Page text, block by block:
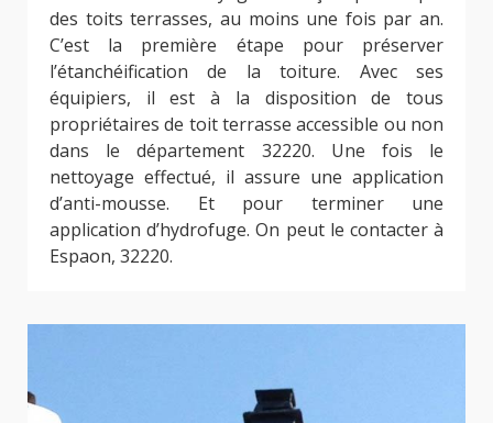
des toits terrasses, au moins une fois par an.
C’est la première étape pour préserver
l’étanchéification de la toiture. Avec ses
équipiers, il est à la disposition de tous
propriétaires de toit terrasse accessible ou non
dans le département 32220. Une fois le
nettoyage effectué, il assure une application
d’anti-mousse. Et pour terminer une
application d’hydrofuge. On peut le contacter à
Espaon, 32220.